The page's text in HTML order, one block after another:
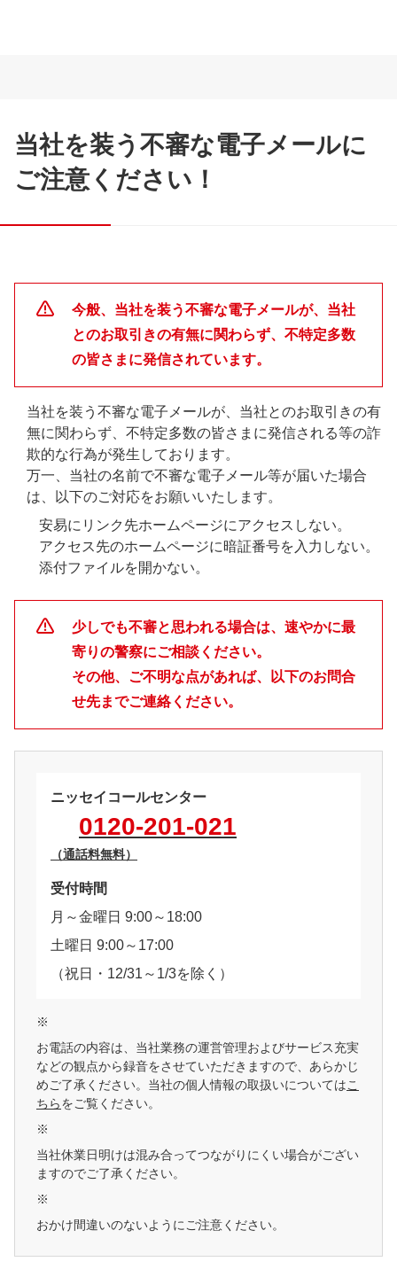
当社を装う不審な電子メールに
ご注意ください！
今般、当社を装う不審な電子メールが、当社
とのお取引きの有無に関わらず、不特定多数
の皆さまに発信されています。
当社を装う不審な電子メールが、当社とのお取引きの有
無に関わらず、不特定多数の皆さまに発信される等の詐
欺的な行為が発生しております。
万一、当社の名前で不審な電子メール等が届いた場合
は、以下のご対応をお願いいたします。
安易にリンク先ホームページにアクセスしない。
アクセス先のホームページに暗証番号を入力しない。
添付ファイルを開かない。
少しでも不審と思われる場合は、速やかに最
寄りの警察にご相談ください。
その他、ご不明な点があれば、以下のお問合
せ先までご連絡ください。
ニッセイコールセンター
0120-201-021
（通話料無料）
受付時間
月～金曜日 9:00～18:00
土曜日 9:00～17:00
（祝日・12/31～1/3を除く）
※
お電話の内容は、当社業務の運営管理およびサービス充実
などの観点から録音をさせていただきますので、あらかじ
めご了承ください。当社の個人情報の取扱いについてはこ
ちらをご覧ください。
※
当社休業日明けは混み合ってつながりにくい場合がござい
ますのでご了承ください。
※
おかけ間違いのないようにご注意ください。